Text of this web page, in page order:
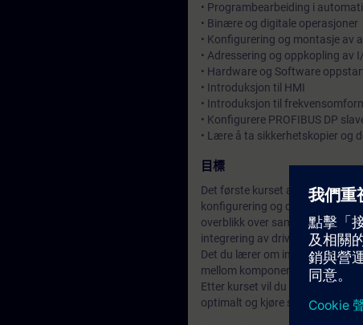
• Programbearbeiding i
• Binære og digitale operasjoner
• Konfigurering og montasje av
• Adressering og oppkopling av
• Hardware og Software
• Introduksjon til HMI
• Introduksjon til
• Konfigurere PROFIBUS DP
• Lære å ta sikkerhetskopier og
目標
Det første kurset av SIMATIC
konfigurering og oppsett av
overblikk over samspillet
integrering av drives.
Det du lærer om intergrert
mellom komponentene.
Etter kurset vil du være i stand
optimalt og kjøre sikker